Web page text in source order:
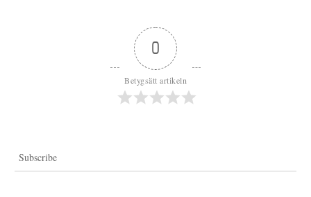
0
Betygsätt artikeln
Subscribe